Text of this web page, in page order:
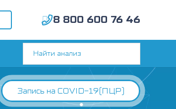
8 800 600 76 46
Запись на COVID-19(ПЦР)